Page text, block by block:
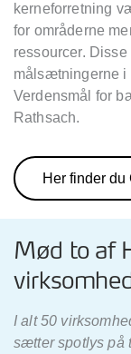
kerneforretning
for områderne
ressourcer.
målsætningerne i
Verdensmål for
Rathsach.
Her finder du
Mød to af
I alt 50
sætter spotlys på